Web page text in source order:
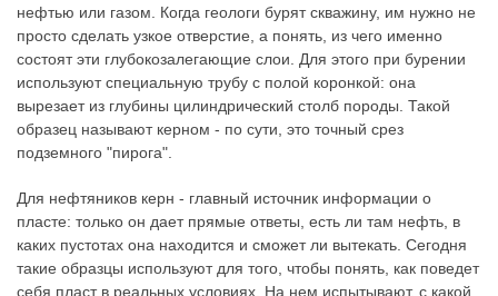
нефтью или газом. Когда геологи бурят скважину, им нужно не
просто сделать узкое отверстие, а понять, из чего именно
состоят эти глубокозалегающие слои. Для этого при бурении
используют специальную трубу с полой коронкой: она
вырезает из глубины цилиндрический столб породы. Такой
образец называют керном - по сути, это точный срез
подземного "пирога".
Для нефтяников керн - главный источник информации о
пласте: только он дает прямые ответы, есть ли там нефть, в
каких пустотах она находится и сможет ли вытекать. Сегодня
такие образцы используют для того, чтобы понять, как поведет
себя пласт в реальных условиях. На нем испытывают, с какой